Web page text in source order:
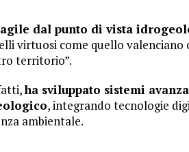
dal punto di vista
virtuosi come quello
territorio”.
ha sviluppato sistemi
, integrando tecnologie
ambientale.